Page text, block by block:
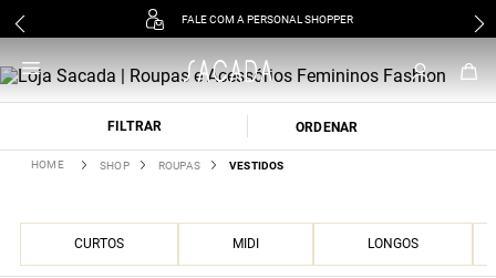
FALE COM A PERSONAL SHOPPER
FILTRAR
SHOP ROUPAS VESTIDOS
CURTOS MIDI LONGOS